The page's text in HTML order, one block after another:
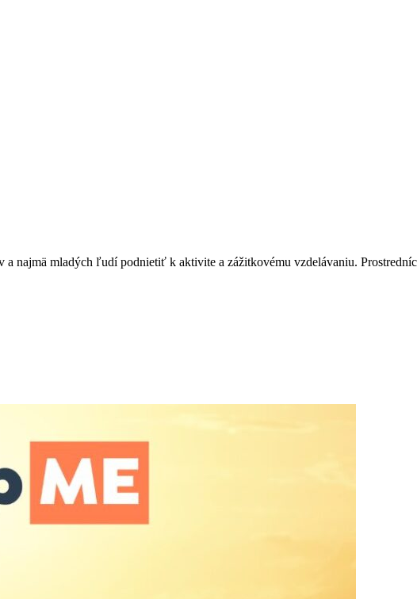
a najmä mladých ľudí podnietiť k aktivite a zážitkovému vzdelávaniu.